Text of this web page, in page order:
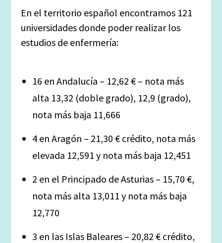
En el territorio español encontramos 121
universidades donde poder realizar los
estudios de enfermería:
16 en Andalucía – 12,62 € – nota más
alta 13,32 (doble grado), 12,9 (grado),
nota más baja 11,666
4 en Aragón – 21,30 € crédito, nota más
elevada 12,591 y nota más baja 12,451
2 en el Principado de Asturias – 15,70 €,
nota más alta 13,011 y nota más baja
12,770
3 en las Islas Baleares – 20,82 € crédito,